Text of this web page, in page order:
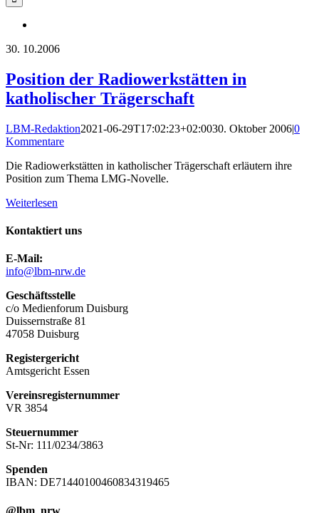
30. 10.2006
Position der Radiowerkstätten in
katholischer Trägerschaft
LBM-Redaktion2021-06-29T17:02:23+02:0030. Oktober 2006|0
Kommentare
Die Radiowerkstätten in katholischer Trägerschaft erläutern ihre
Position zum Thema LMG-Novelle.
Weiterlesen
Kontaktiert uns
E-Mail:
info@lbm-nrw.de
Geschäftsstelle
c/o Medienforum Duisburg
Duissernstraße 81
47058 Duisburg
Registergericht
Amtsgericht Essen
Vereinsregisternummer
VR 3854
Steuernummer
St-Nr: 111/0234/3863
Spenden
IBAN: DE71440100460834319465
@lbm_nrw